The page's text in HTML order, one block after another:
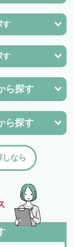
す
す
ら探す
ら探す
なら